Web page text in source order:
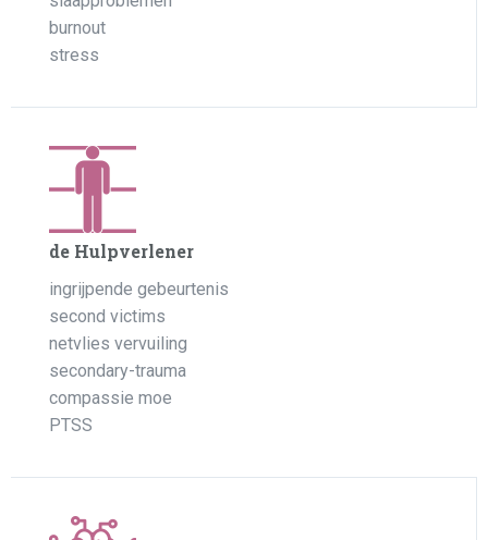
burnout
stress
de Hulpverlener
ingrijpende gebeurtenis
second victims
netvlies vervuiling
secondary-trauma
compassie moe
PTSS